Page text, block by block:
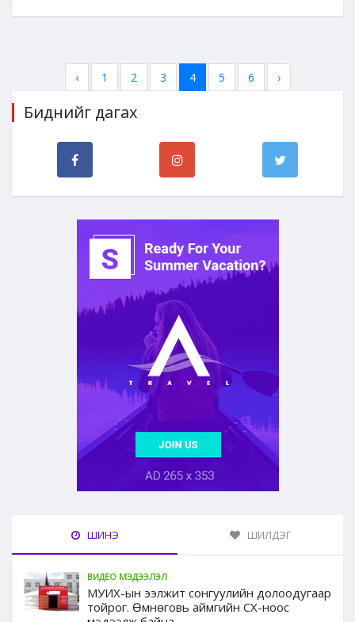
‹ 1 2 3 4 5 6 ›
Биднийг дагах
ШИНЭ ШИЛДЭГ
ВИДЕО МЭДЭЭЛЭЛ
МУИХ-ын ээлжит сонгуулийн долоодугаар
тойрог. Өмнөговь аймгийн СХ-ноос